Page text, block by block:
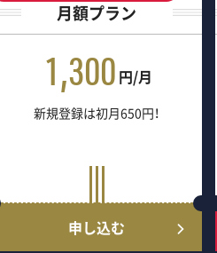
月額プラン
1,300 円/月
新規登録は初月650円！
申し込む